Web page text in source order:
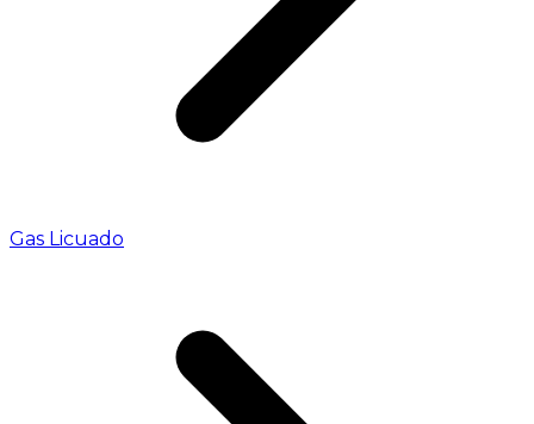
Gas Licuado